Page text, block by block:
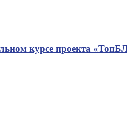
курсе проекта